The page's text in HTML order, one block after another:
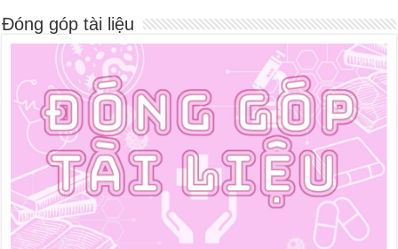
Đóng góp tài liệu